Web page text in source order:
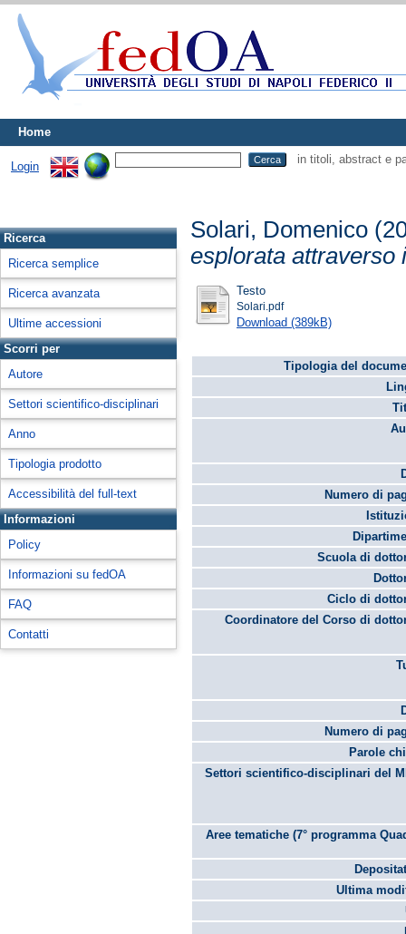
Home
Login
in titoli, abstract e
Ricerca
Ricerca semplice
Ricerca avanzata
Ultime accessioni
Scorri per
Autore
Settori scientifico-disciplinari
Anno
Tipologia prodotto
Accessibilità del full-text
Informazioni
Policy
Informazioni su fedOA
FAQ
Contatti
Solari, Domenico
esplorata attraverso
Testo
Solari.pdf
Download (389kB)
Tipologia del
Numero di
Scuola di
Ciclo di
Coordinatore del Corso di
Numero di
Parole
Settori scientifico-disciplinari del
Aree tematiche (7° programma
Ultima